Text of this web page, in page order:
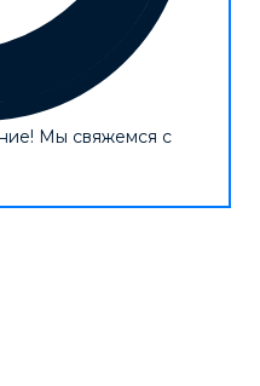
Мы свяжемся с